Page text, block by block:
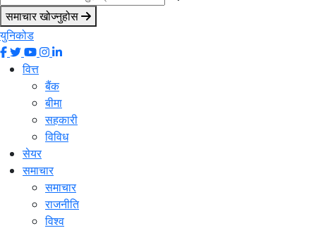
समाचार खोज्नुहोस
युनिकोड
वित्त
बैंक
बीमा
सहकारी
विविध
सेयर
समाचार
समाचार
राजनीति
विश्व